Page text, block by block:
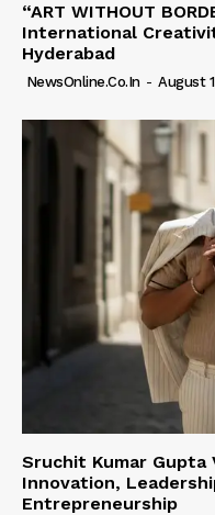
“ART WITHOUT
International
Hyderabad
NewsOnline.co.in - August
Sruchit Kumar Gupta
Innovation,
Entrepreneurship